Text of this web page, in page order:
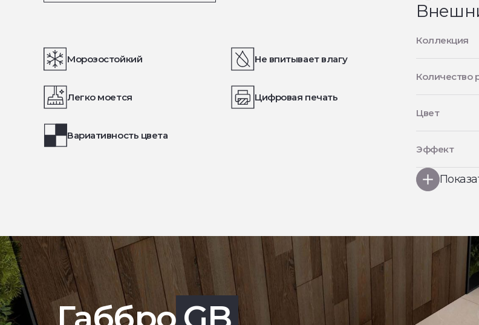
Морозостойкий Не впитывает влагу
Легко моется Цифровая печать
Вариативность цвета
Коллекция
Количество
Цвет
Эффект